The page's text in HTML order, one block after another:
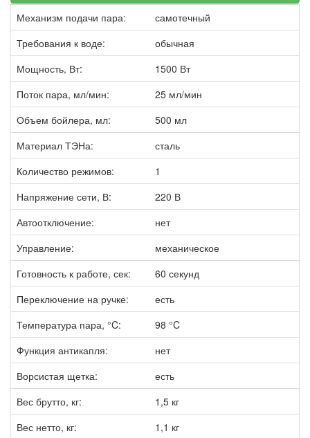
Механизм подачи пара:
самотечный
Требования к воде:
обычная
Мощность, Вт:
1500 Вт
Поток пара, мл/мин:
25 мл/мин
Объем бойлера, мл:
500 мл
Материал ТЭНа:
сталь
Количество режимов:
1
Напряжение сети, В:
220 В
Автоотключение:
нет
Управление:
механическое
Готовность к работе, сек:
60 секунд
Переключение на ручке:
есть
Температура пара, °C:
98 °C
Функция антикапля:
нет
Ворсистая щетка:
есть
Вес брутто, кг:
1,5 кг
Вес нетто, кг:
1,1 кг